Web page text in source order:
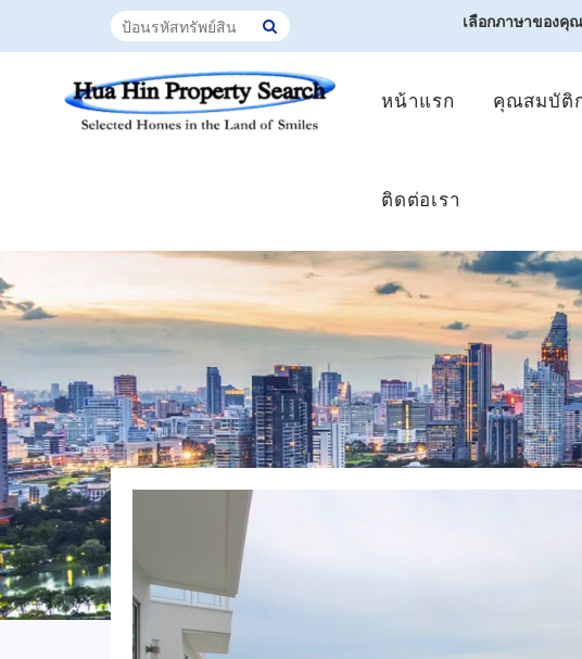
เลือกภาษาของคุ
หน้าแรก คุณสมบัติ
ติดต่อเรา